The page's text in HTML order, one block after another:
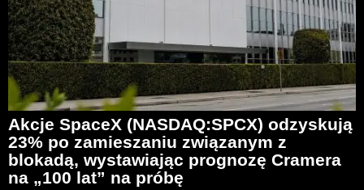
Akcje SpaceX (NASDAQ:SPCX) odzyskują
23% po zamieszaniu związanym z
blokadą, wystawiając prognozę Cramera
na „100 lat” na próbę